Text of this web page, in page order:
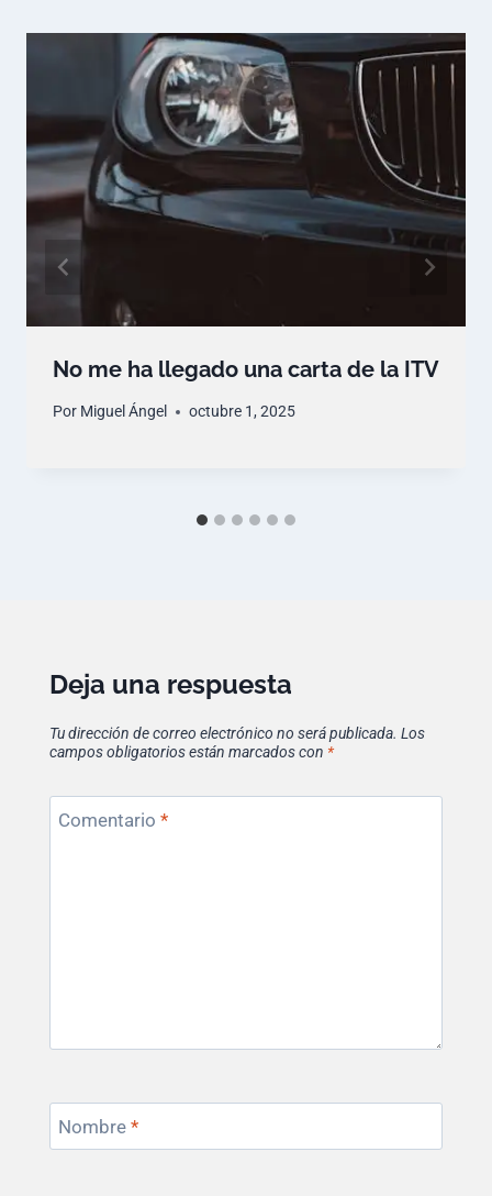
No me ha llegado una carta de la ITV
Por Miguel Ángel octubre 1, 2025
Deja una respuesta
Tu dirección de correo electrónico no será publicada. Los
campos obligatorios están marcados con *
Comentario*
Nombre*